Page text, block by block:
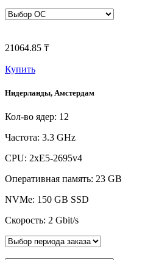
21064.85 ₸
Купить
Нидерланды, Амстердам
Кол-во ядер: 12
Частота: 3.3 GHz
CPU: 2xE5-2695v4
Оперативная память: 23 GB
NVMe: 150 GB SSD
Скорость: 2 Gbit/s